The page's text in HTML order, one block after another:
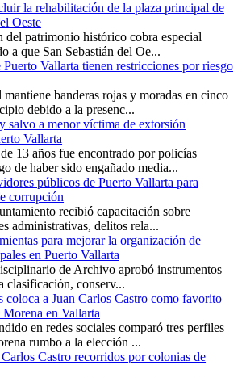
la rehabilitación de la plaza principal de
Oeste
del patrimonio histórico cobra especial
a que San Sebastián del Oe...
Vallarta tienen restricciones por riesgo
banderas rojas y moradas en cinco
debido a la presenc...
salvo a menor víctima de extorsión
Vallarta
13 años fue encontrado por policías
de haber sido engañado media...
públicos de Puerto Vallarta para
corrupción
recibió capacitación sobre
administrativas, delitos rela...
para mejorar la organización de
en Puerto Vallarta
de Archivo aprobó instrumentos
clasificación, conserv...
coloca a Juan Carlos Castro como favorito
en Vallarta
en redes sociales comparó tres perfiles
rumbo a la elección ...
Castro recorridos por colonias de